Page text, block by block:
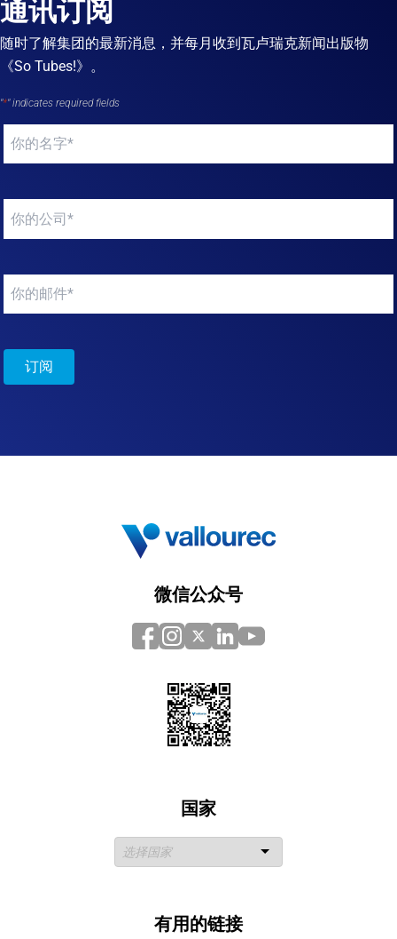
通讯订阅
随时了解集团的最新消息，并每月收到瓦卢瑞克新闻出版物
《So Tubes!》。
"*" indicates required fields
Your
name *
Your
company *
Your
email*
订阅
微信公众号
国家
有用的链接